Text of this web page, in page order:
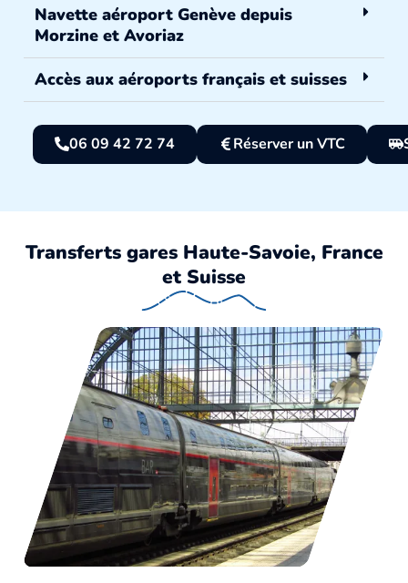
Navette aéroport Genève depuis
Morzine et Avoriaz
Accès aux aéroports français et suisses
06 09 42 72 74 Réserver un VTC
Transferts gares Haute-Savoie, France
et Suisse